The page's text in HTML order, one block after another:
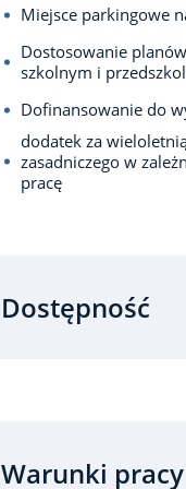
Miejsce parkingowe
Dostosowanie
szkolnym i
Dofinansowanie do
dodatek za
zasadniczego w
pracę
Dostępność
Warunki pracy